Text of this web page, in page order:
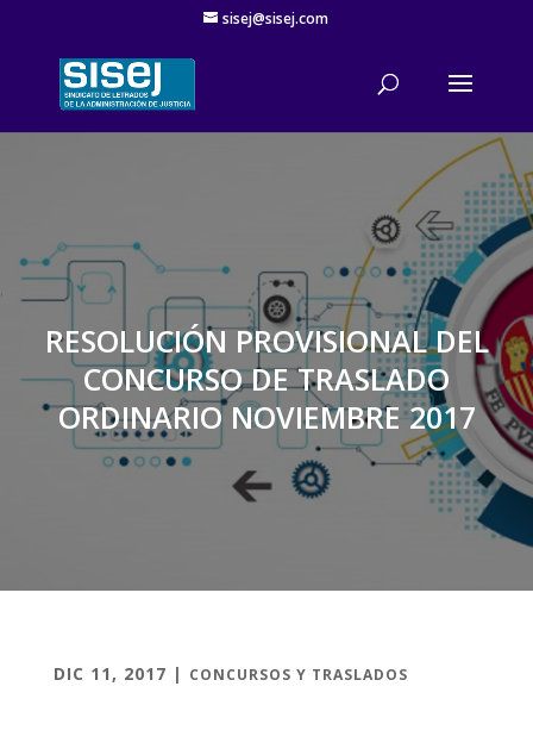
sisej@sisej.com
'
RESOLUCIÓN PROVISIONAL DEL
CONCURSO DE TRASLADO
ORDINARIO NOVIEMBRE 2017
DIC 11, 2017 | CONCURSOS Y TRASLADOS